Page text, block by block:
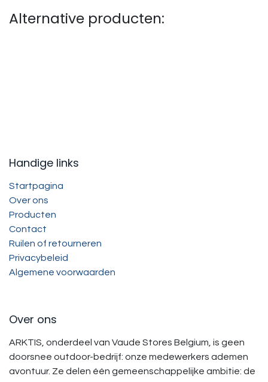
Alternative producten:
Handige links
Startpagina
Over ons
Producten
Contact
Ruilen of retourneren
Privacybeleid
Algemene voorwaarden
Over ons
ARKTIS, onderdeel van Vaude Stores Belgium, is geen
doorsnee outdoor-bedrijf: onze medewerkers ademen
avontuur. Ze delen één gemeenschappelijke ambitie: de